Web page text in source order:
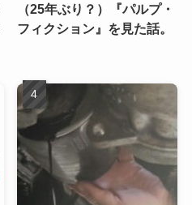
（25年ぶり？）『パルプ・
フィクション』を見た話。